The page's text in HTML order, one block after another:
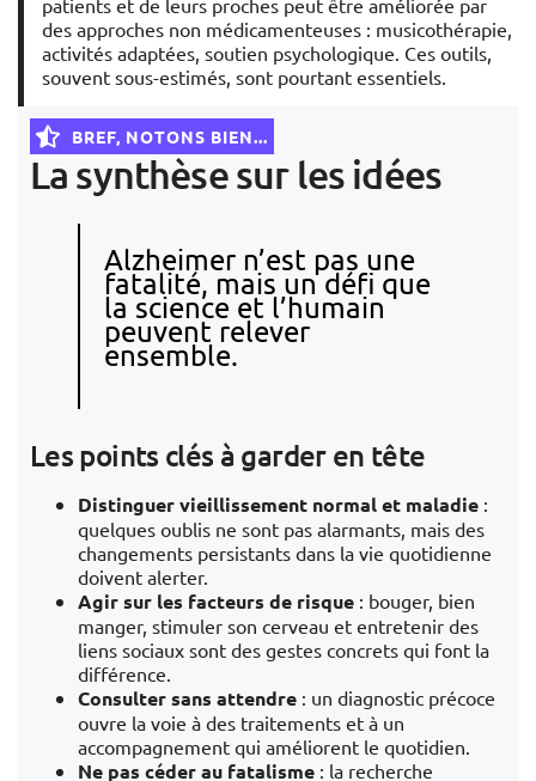
patients et de leurs proches peut être améliorée par
des approches non médicamenteuses : musicothérapie,
activités adaptées, soutien psychologique. Ces outils,
souvent sous-estimés, sont pourtant essentiels.
BREF, NOTONS BIEN...
La synthèse sur les idées
Alzheimer n’est pas une
fatalité, mais un défi que
la science et l’humain
peuvent relever
ensemble.
Les points clés à garder en tête
Distinguer vieillissement normal et maladie :
quelques oublis ne sont pas alarmants, mais des
changements persistants dans la vie quotidienne
doivent alerter.
Agir sur les facteurs de risque : bouger, bien
manger, stimuler son cerveau et entretenir des
liens sociaux sont des gestes concrets qui font la
différence.
Consulter sans attendre : un diagnostic précoce
ouvre la voie à des traitements et à un
accompagnement qui améliorent le quotidien.
Ne pas céder au fatalisme : la recherche